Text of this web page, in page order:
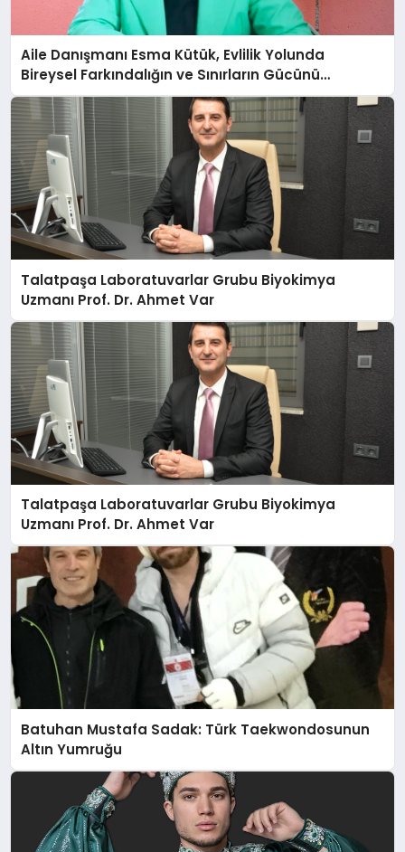
Aile Danışmanı Esma Kütük, Evlilik Yolunda
Bireysel Farkındalığın ve Sınırların Gücünü
Anlatıyor
Talatpaşa Laboratuvarlar Grubu Biyokimya
Uzmanı Prof. Dr. Ahmet Var
Talatpaşa Laboratuvarlar Grubu Biyokimya
Uzmanı Prof. Dr. Ahmet Var
Batuhan Mustafa Sadak: Türk Taekwondosunun
Altın Yumruğu